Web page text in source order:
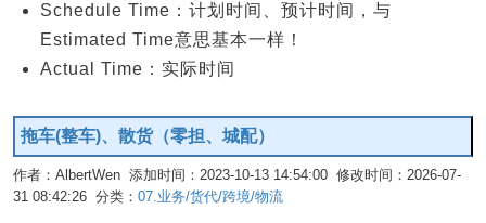
Schedule Time：计划时间、预计时间，与
Estimated Time意思基本一样！
Actual Time：实际时间
拖车(整车)、散货（零担、城配）
作者：AlbertWen 添加时间：2023-10-13 14:54:00 修改时间：2026-07-
31 08:42:26 分类： 07.业务/货代/跨境/物流